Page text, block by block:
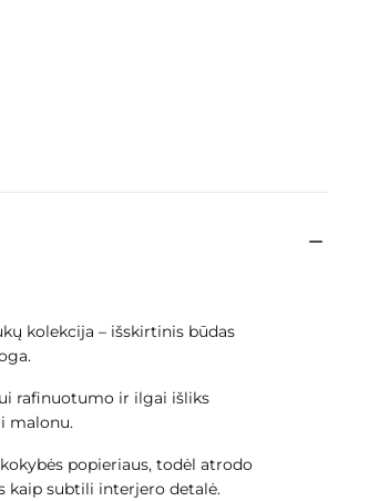
kolekcija – išskirtinis būdas
rafinuotumo ir ilgai išliks
malonu.
popieriaus, todėl atrodo
kaip subtili interjero detalė.
šiuo